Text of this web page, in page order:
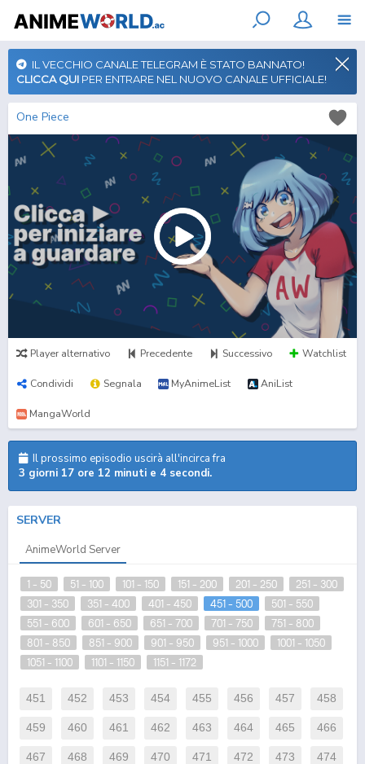
IL VECCHIO CANALE TELEGRAM È STATO BANNATO!
CLICCA QUI PER ENTRARE NEL NUOVO CANALE UFFICIALE!
One Piece
Player alternativo Precedente Successivo Watchlist
Condividi Segnala MyAnimeList AniList
MangaWorld
Il prossimo episodio uscirà all'incirca fra
3 giorni 17 ore 12 minuti e 3 secondi.
SERVER
AnimeWorld Server
1 - 50 51 - 100 101 - 150 151 - 200 201 - 250
251 - 300
301 - 350
351 - 400 401 - 450 451 - 500
501 - 550
551 - 600
601 - 650 651 - 700 701 - 750
751 - 800
801 - 850
851 - 900 901 - 950 951 - 1000
1001 - 1050
1051 - 1100
1101 - 1150 1151 - 1172
451 452 453 454 455 456 457 458
459 460 461 462 463 464 465 466
467 468 469 470 471 472 473 474